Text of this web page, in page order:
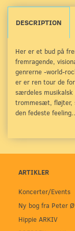
DESCRIPTION
Her er et bud på
fremragende,
genrerne -world-
er er ren tour de
særdeles musikalsk
trommesæt, fløjter,
den fedeste
ARTIKLER
Koncerter/Events
Ny bog fra Peter
Hippie ARKIV